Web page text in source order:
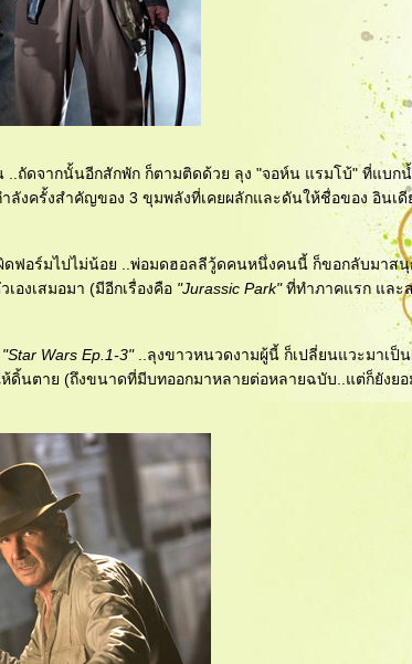
ถัดจากนั้นอีกสักพัก ก็ตามติดด้วย ลุง "จอห์น แรมโบ้" ที่แบก
ลังครั้งสำคัญของ 3 ขุมพลังที่เคยผลักและดันให้ชื่อของ อินเ
ฟอร์มไปไม่น้อย ..พ่อมดฮอลลีวู้ดคนหนึ่งคนนี้ ก็ขอกลับมาสนุ
องเสมอมา (มีอีกเรื่องคือ "Jurassic Park"ที่ทำภาคแรก และ
"Star Wars Ep.1-3"..ลุงขาวหนวดงามผู้นี้ ก็เปลี่ยนแวะมาเป็
นตาย (ถึงขนาดที่มีบทออกมาหลายต่อหลายฉบับ..แต่ก็ยังยอ